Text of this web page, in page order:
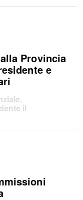
Provincia
e
,
il